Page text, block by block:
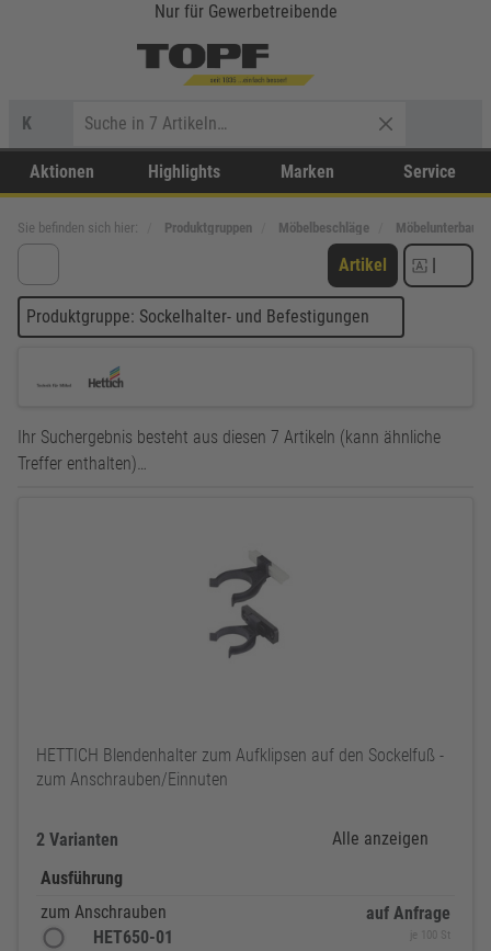
Nur für Gewerbetreibende
K
Aktionen Highlights Marken Service
Sie befinden sich hier: Produktgruppen Möbelbeschläge Möbelunterbau
Artikel |
Produktgruppe: Sockelhalter- und Befestigungen
Ihr Suchergebnis besteht aus diesen 7 Artikeln (kann ähnliche
Treffer enthalten)…
HETTICH Blendenhalter zum Aufklipsen auf den Sockelfuß -
zum Anschrauben/Einnuten
2 Varianten
Alle anzeigen
Ausführung
zum Anschrauben
HET650-01
auf Anfrage
je 100 St